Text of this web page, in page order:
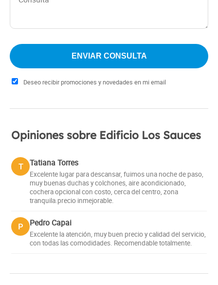
Deseo recibir promociones y novedades en mi email
Opiniones sobre Edificio Los Sauces
T Tatiana Torres
Excelente lugar para descansar, fuimos una noche de paso,
muy buenas duchas y colchones, aire acondicionado,
cochera opcional con costo, cerca del centro, zona
tranquila.precio inmejorable.
P Pedro Capai
Excelente la atención, muy buen precio y calidad del servicio,
con todas las comodidades. Recomendable totalmente.